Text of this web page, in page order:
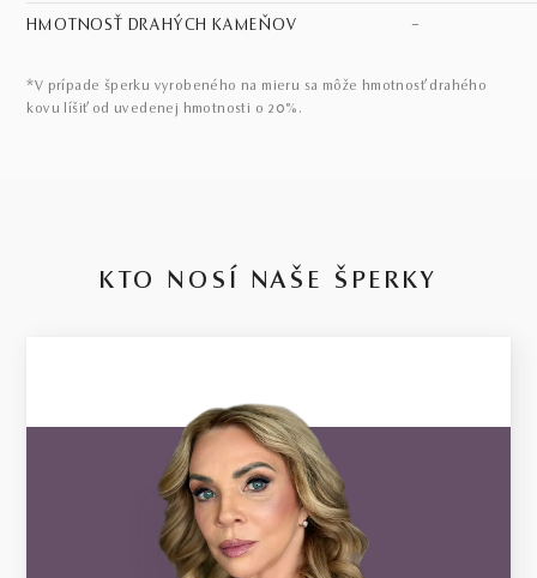
HMOTNOSŤ DRAHÝCH KAMEŇOV –
*V prípade šperku vyrobeného na mieru sa môže hmotnosť drahého
kovu líšiť od uvedenej hmotnosti o 20%.
KTO NOSÍ NAŠE ŠPERKY